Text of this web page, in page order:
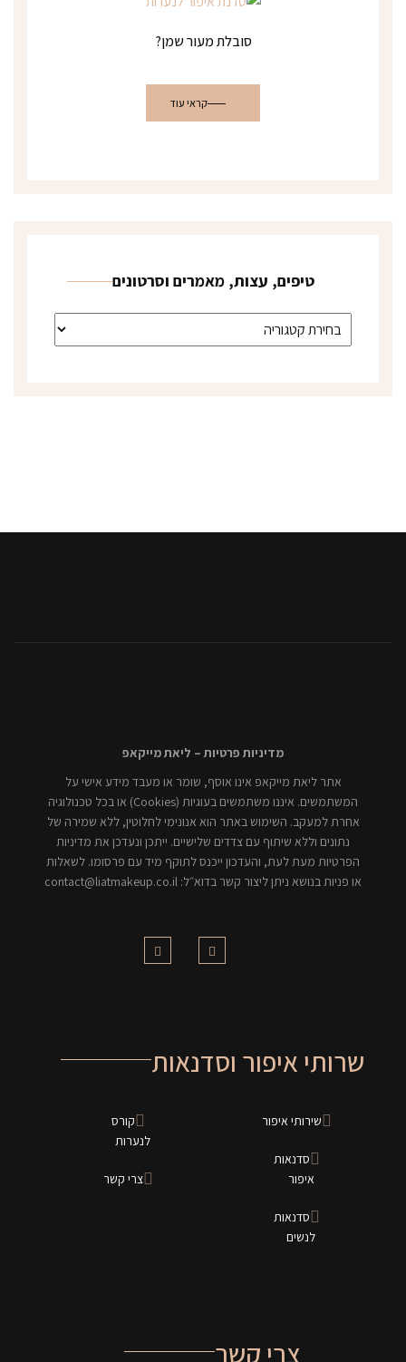
סובלת מעור שמן?
קראי עוד
טיפים, עצות, מאמרים וסרטונים
טיפים, עצות, מאמרים וסרטונים
מדיניות פרטיות – ליאת מייקאפ
אתר ליאת מייקאפ אינו אוסף, שומר או מעבד מידע אישי על
המשתמשים. איננו משתמשים בעוגיות (Cookies) או בכל טכנולוגיה
אחרת למעקב. השימוש באתר הוא אנונימי לחלוטין, ללא שמירה של
נתונים וללא שיתוף עם צדדים שלישיים. ייתכן ונעדכן את מדיניות
הפרטיות מעת לעת, והעדכון ייכנס לתוקף מיד עם פרסומו. לשאלות
או פניות בנושא ניתן ליצור קשר בדוא״ל: contact@liatmakeup.co.il
שרותי איפור וסדנאות
שירותי איפור
סדנאות
איפור
סדנאות
לנשים
קורס
לנערות
צרי קשר
צרי קשר